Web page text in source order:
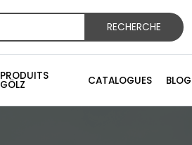
RECHERCHE
PRODUITS
GÖLZ CATALOGUES BLOG